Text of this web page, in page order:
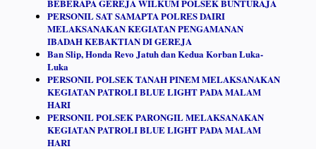
BEBERAPA GEREJA WILKUM POLSEK BUNTURAJA
PERSONIL SAT SAMAPTA POLRES DAIRI
MELAKSANAKAN KEGIATAN PENGAMANAN
IBADAH KEBAKTIAN DI GEREJA
Ban Slip, Honda Revo Jatuh dan Kedua Korban Luka-
Luka
PERSONIL POLSEK TANAH PINEM MELAKSANAKAN
KEGIATAN PATROLI BLUE LIGHT PADA MALAM
HARI
PERSONIL POLSEK PARONGIL MELAKSANAKAN
KEGIATAN PATROLI BLUE LIGHT PADA MALAM
HARI